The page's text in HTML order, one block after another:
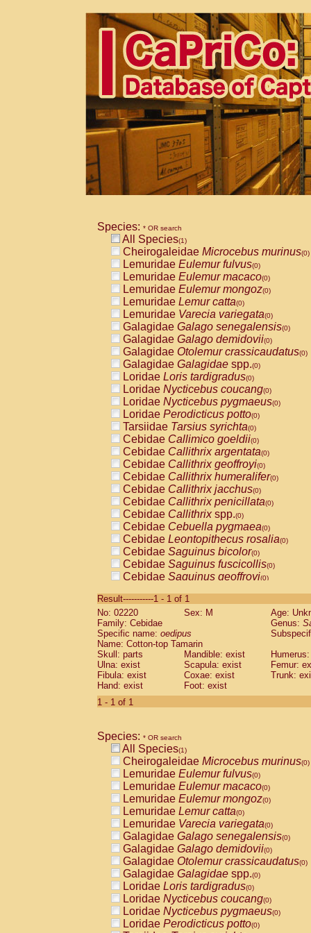
Species: * OR search
All Species(1)
Cheirogaleidae Microcebus murinus(0)
Lemuridae Eulemur fulvus(0)
Lemuridae Eulemur macaco(0)
Lemuridae Eulemur mongoz(0)
Lemuridae Lemur catta(0)
Lemuridae Varecia variegata(0)
Galagidae Galago senegalensis(0)
Galagidae Galago demidovii(0)
Galagidae Otolemur crassicaudatus(0)
Galagidae Galagidae spp.(0)
Loridae Loris tardigradus(0)
Loridae Nycticebus coucang(0)
Loridae Nycticebus pygmaeus(0)
Loridae Perodicticus potto(0)
Tarsiidae Tarsius syrichta(0)
Cebidae Callimico goeldii(0)
Cebidae Callithrix argentata(0)
Cebidae Callithrix geoffroyi(0)
Cebidae Callithrix humeralifer(0)
Cebidae Callithrix jacchus(0)
Cebidae Callithrix penicillata(0)
Cebidae Callithrixspp.(0)
Cebidae Cebuella pygmaea(0)
Cebidae Leontopithecus rosalia(0)
Cebidae Saguinus bicolor(0)
Cebidae Saguinus fuscicollis(0)
Cebidae Saguinus geoffroyi(0)
CebidaeSaguinus labiatus(0)
Cebidae Saguinus leucopus (0)
Cebidae
CebidaeSaguinus mystax
Cebidae Saguinus nigricollis (0)
Cebidae Saguinus oedipus
Cebidae Saguinus weddelli
Cebidae Saguinusspp.
Cebidae
CebidaeCebus capucinus
CebidaeCebus nigrivittatus
CebidaeCebus spp.(0)
CebidaeSaimiri boliviensis(0)
CebidaeSaimiri sciureus(0)
AtelidaeAlouatta caraya(0)
AtelidaeAlouatta fusca(0)
AtelidaeAlouatta seniculus(0)
AtelidaeAlouattaspp.(0)
AtelidaeAteles belzebuth(0)
AtelidaeAteles geoffroyi(0)
AtelidaeAteles paniscus(0)
AtelidaeAtelesspp.(0)
AtelidaeLagothrix lagothricha(0)
AtelidaeLagothrix lagothricha cana
PitheciidaeCacajao calvus
Result-----------1 - 1 of 1
No: 02220
Sex: M
Age:
Family: Cebidae
Genus:
Specific name: oedipus
Name: Cotton-top Tamarin
Skull: parts
Mandible: exist
Ulna: exist
Scapula: exist
Femur:
Fibula: exist
Coxae: exist
Trunk:
Hand: exist
Foot: exist
1 - 1 of 1
Species: * OR search
All Species(1)
Cheirogaleidae Microcebus murinus(0)
Lemuridae Eulemur fulvus(0)
Lemuridae Eulemur macaco(0)
Lemuridae Eulemur mongoz(0)
Lemuridae Lemur catta(0)
Lemuridae Varecia variegata(0)
Galagidae Galago senegalensis(0)
Galagidae Galago demidovii(0)
Galagidae Otolemur crassicaudatus(0)
Galagidae Galagidae spp.(0)
Loridae Loris tardigradus(0)
Loridae Nycticebus coucang(0)
Loridae Nycticebus pygmaeus(0)
Loridae Perodicticus potto(0)